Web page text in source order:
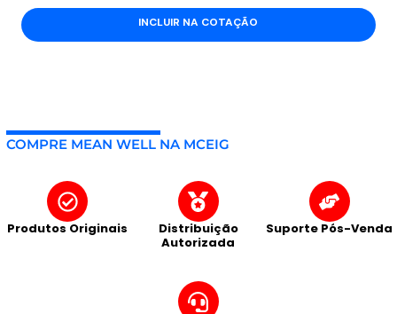
INCLUIR NA COTAÇÃO
COMPRE MEAN WELL NA MCEIG
Produtos Originais
Distribuição
Autorizada
Suporte Pós-Venda